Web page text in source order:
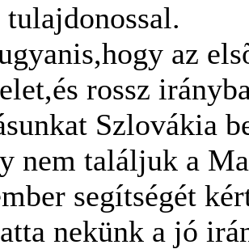
az
rossz
Szlovákia
nem találjuk a
segítségét
nekünk a jó